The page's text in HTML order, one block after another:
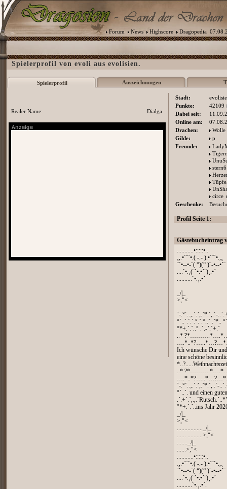
Forum News Highscore Dragopedia
Spielerprofil von evoli aus evolisien.
Spielerprofil Auszeichnungen
Stadt:
Punkte:
42109
Dabei seit:
Online am:
Drachen:
Wolle
Gilde:
p
Freunde:
stern6
circe
Geschenke:
Profil Seite 1:
Gästebucheintrag
...........•:::::•..
¸,.•´¨`•.( -.- ).•´¨`•.,¸
¨`•--•-¨( “)(“ )¨-•--•´¨
....`•.¸(¨`•.•´¨)¸.•´
..........`•.¸.•´
_/|_
>,"<
`-.°´..‚.´.’,.`*.´,.´-
°´..`.´.´.°.`.°..` .`*..
°*+.`.´..° .`.-’.`+.´
..*
Ich wünsche Dir
eine schöne
..*
`-.°´..‚.´.’,.`*.´, .´-
°´..`. und einen
°*+.`.´..ins Jahr
_/|_
>,"<
................._/|_
...... ..........>,"<
......._/|_
......>,"<
...........•:::::•..
¸,.•´¨`•.( -.- ).•´¨`•.,¸
¨`•--•-¨( “)(“ )¨-•--•´¨
....`•.¸(¨`•.•´¨)¸.•´
..........`•.¸.•´.
Realer Name: Dialga